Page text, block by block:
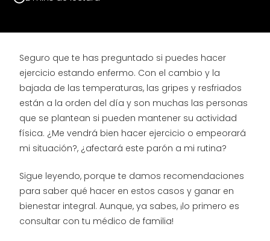
Seguro que te has preguntado si puedes hacer
ejercicio estando enfermo. Con el cambio y la
bajada de las temperaturas, las gripes y resfriados
están a la orden del día y son muchas las personas
que se plantean si pueden mantener su actividad
física. ¿Me vendrá bien hacer ejercicio o empeorará
mi situación?, ¿afectará este parón a mi rutina?
Sigue leyendo, porque te damos recomendaciones
para saber qué hacer en estos casos y ganar en
bienestar integral. Aunque, ya sabes, ¡lo primero es
consultar con tu médico de familia!